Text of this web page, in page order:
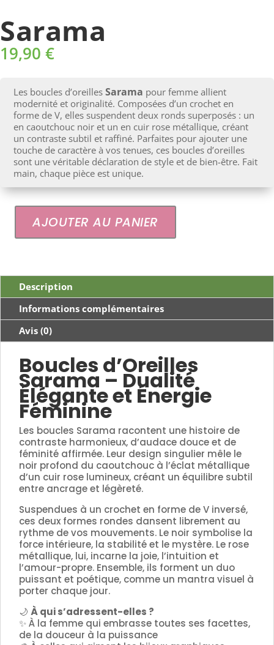
Sarama
19,90 €
Les boucles d’oreillesSarama pour femme allient
modernité et originalité. Composées d’un crochet en
forme de V, elles suspendent deux ronds superposés : un
en caoutchouc noir et un en cuir rose métallique, créant
un contraste subtil et raffiné. Parfaites pour ajouter une
touche de caractère à vos tenues, ces boucles d’oreilles
sont une véritable déclaration de style et de bien-être. Fait
main, chaque pièce est unique.
quantitéAJOUTER AU PANIER
Description
Informations complémentaires
Avis (0)
Boucles d’Oreilles
Sarama – Dualité
Élégante et Énergie
Féminine
Les boucles Sarama racontent une histoire de
contraste harmonieux, d’audace douce et de
féminité affirmée. Leur design singulier mêle le
noir profond du caoutchouc à l’éclat métallique
d’un cuir rose lumineux, créant un équilibre subtil
entre ancrage et légèreté.
Suspendues à un crochet en forme de V inversé,
ces deux formes rondes dansent librement au
rythme de vos mouvements. Le noir symbolise la
force intérieure, la stabilité et le mystère. Le rose
métallique, lui, incarne la joie, l’intuition et
l’amour-propre. Ensemble, ils forment un duo
puissant et poétique, comme un mantra visuel à
porter chaque jour.
🌙 À qui s’adressent-elles ?
✨ À la femme qui embrasse toutes ses facettes,
de la douceur à la puissance